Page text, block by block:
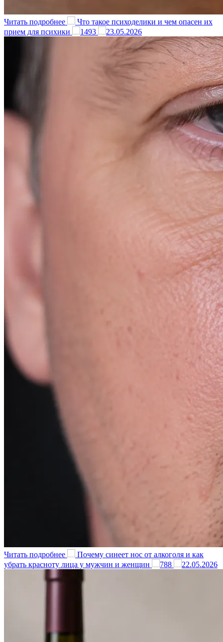
Читать подробнее
Что такое психоделики и чем опасен их
прием для психики
1493 23.05.2026
Читать подробнее
Почему синеет нос от алкоголя и как
убрать красноту лица у мужчин и женщин
788 22.05.2026